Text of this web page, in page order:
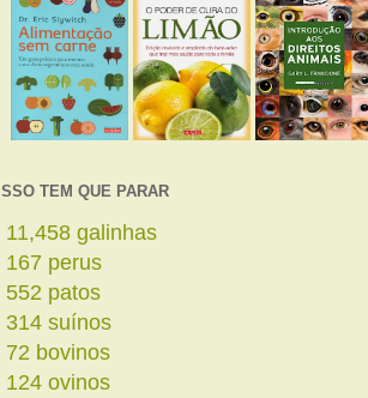
ISSO TEM QUE PARAR
13,490 galinhas
196 perus
651 patos
369 suínos
84 bovinos
146 ovinos